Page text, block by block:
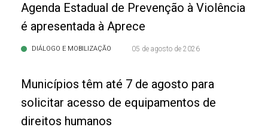
Agenda Estadual de Prevenção à Violência
é apresentada à Aprece
DIÁLOGO E MOBILIZAÇÃO 05 de agosto de 2026
Municípios têm até 7 de agosto para
solicitar acesso de equipamentos de
direitos humanos